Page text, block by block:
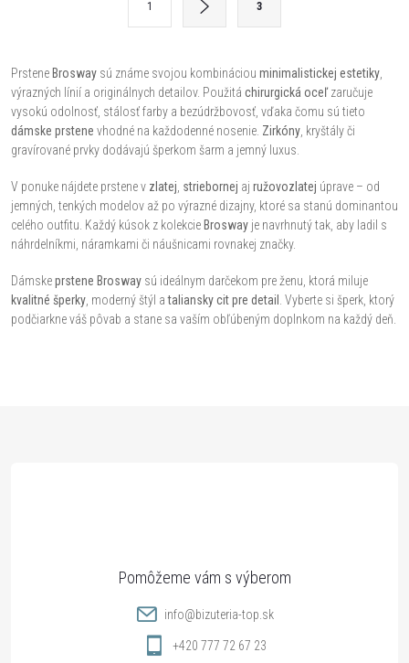
d
a
c
i
e
p
r
v
á
n
k
o
a
n
i
e
1 3
Prstene Brosway sú známe svojou kombináciou minimalistickej estetiky
výrazných línií a originálnych detailov. Použitá chirurgická oceľzaručuje
vysokú odolnosť, stálosť farby a bezúdržbovosť, vďaka čomu sú tieto
dámske prstene vhodné na každodenné nosenie. Zirkóny , kryštály či
gravírované prvky dodávajú šperkom šarm a jemný luxus.
V ponuke nájdete prstene v zlatej striebornej aj ružovozlatej úprave – od
jemných, tenkých modelov až po výrazné dizajny, ktoré sa stanú dominantou
celého outfitu. Každý kúsok z kolekcie Brosway je navrhnutý tak, aby ladil s
náhrdelníkmi, náramkami či náušnicami rovnakej značky.
Dámskeprstene Brosway sú ideálnym darčekom pre ženu, ktorá miluje
kvalitné šperky , moderný štýl ataliansky cit pre detail
. Vyberte si šperk, ktorý
podčiarkne váš pôvab a stane sa vaším obľúbeným doplnkom na každý deň.
info@bizuteria-top.sk
+420 777 72 67 23